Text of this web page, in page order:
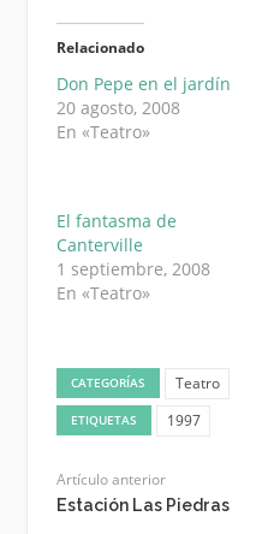
Relacionado
Don Pepe en el jardín
20 agosto, 2008
En «Teatro»
El fantasma de
Canterville
1 septiembre, 2008
En «Teatro»
CATEGORÍAS Teatro
ETIQUETAS 1997
Artículo anterior
Estación Las Piedras